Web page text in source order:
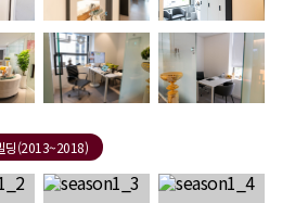
딩(2013~2018)